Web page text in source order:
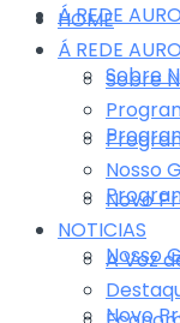
Á REDE
Sobre
Nosso
Novo
HOME
Á REDE
Sobre
Nosso
Novo
NOTICIAS
A Voz